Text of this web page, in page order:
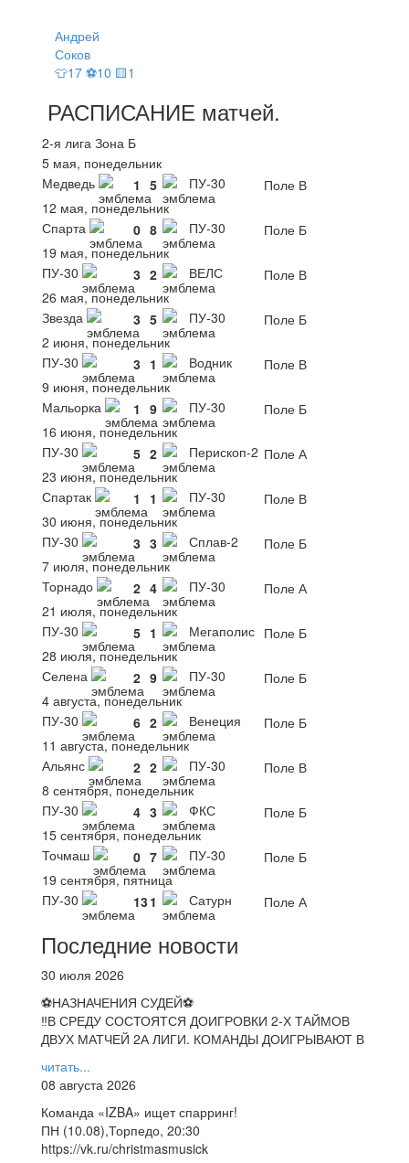
Андрей
Соков
👕17 ⚽10 🟨1
РАСПИСАНИЕ матчей.
2-я лига Зона Б
5 мая, понедельник
Медведь
1 5 ПУ-30
Поле В
12 мая, понедельник
Спарта
0 8 ПУ-30
Поле Б
19 мая, понедельник
ПУ-30
3 2 ВЕЛС
Поле В
26 мая, понедельник
Звезда
3 5 ПУ-30
Поле Б
2 июня, понедельник
ПУ-30
3 1 Водник
Поле В
9 июня, понедельник
Мальорка
1 9 ПУ-30
Поле Б
16 июня, понедельник
ПУ-30
5 2 Перископ-2 Поле А
23 июня, понедельник
Спартак
1 1 ПУ-30
Поле В
30 июня, понедельник
ПУ-30
3 3 Сплав-2
Поле Б
7 июля, понедельник
Торнадо
2 4 ПУ-30
Поле А
21 июля, понедельник
ПУ-30
5 1 Мегаполис Поле Б
28 июля, понедельник
Селена
2 9 ПУ-30
Поле Б
4 августа, понедельник
ПУ-30
6 2 Венеция
Поле Б
11 августа, понедельник
Альянс
2 2 ПУ-30
Поле В
8 сентября, понедельник
ПУ-30
4 3 ФКС
Поле Б
15 сентября, понедельник
Точмаш
0 7 ПУ-30
Поле Б
19 сентября, пятница
ПУ-30
131 Сатурн Поле А
Последние новости
30 июля 2026
⚽НАЗНАЧЕНИЯ СУДЕЙ⚽
‼В СРЕДУ СОСТОЯТСЯ ДОИГРОВКИ 2-Х ТАЙМОВ
ДВУХ МАТЧЕЙ 2А ЛИГИ. КОМАНДЫ ДОИГРЫВАЮТ В
читать...
08 августа 2026
Команда «IZBA» ищет спарринг!
ПН (10.08),Торпедо, 20:30
https://vk.ru/christmasmusick